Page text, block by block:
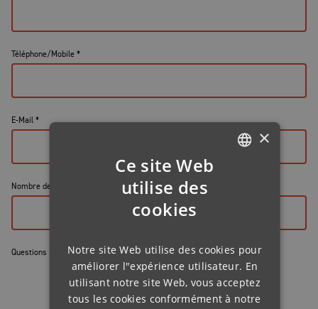
Téléphone/Mobile *
E-Mail *
Nombre de participants
Questions / remarques FINNISH
IRISH
NORWEGIAN
×
Ce site Web
utilise des
cookies
Notre site Web utilise des cookies pour
améliorer l"expérience utilisateur. En
utilisant notre site Web, vous acceptez
tous les cookies conformément à notre